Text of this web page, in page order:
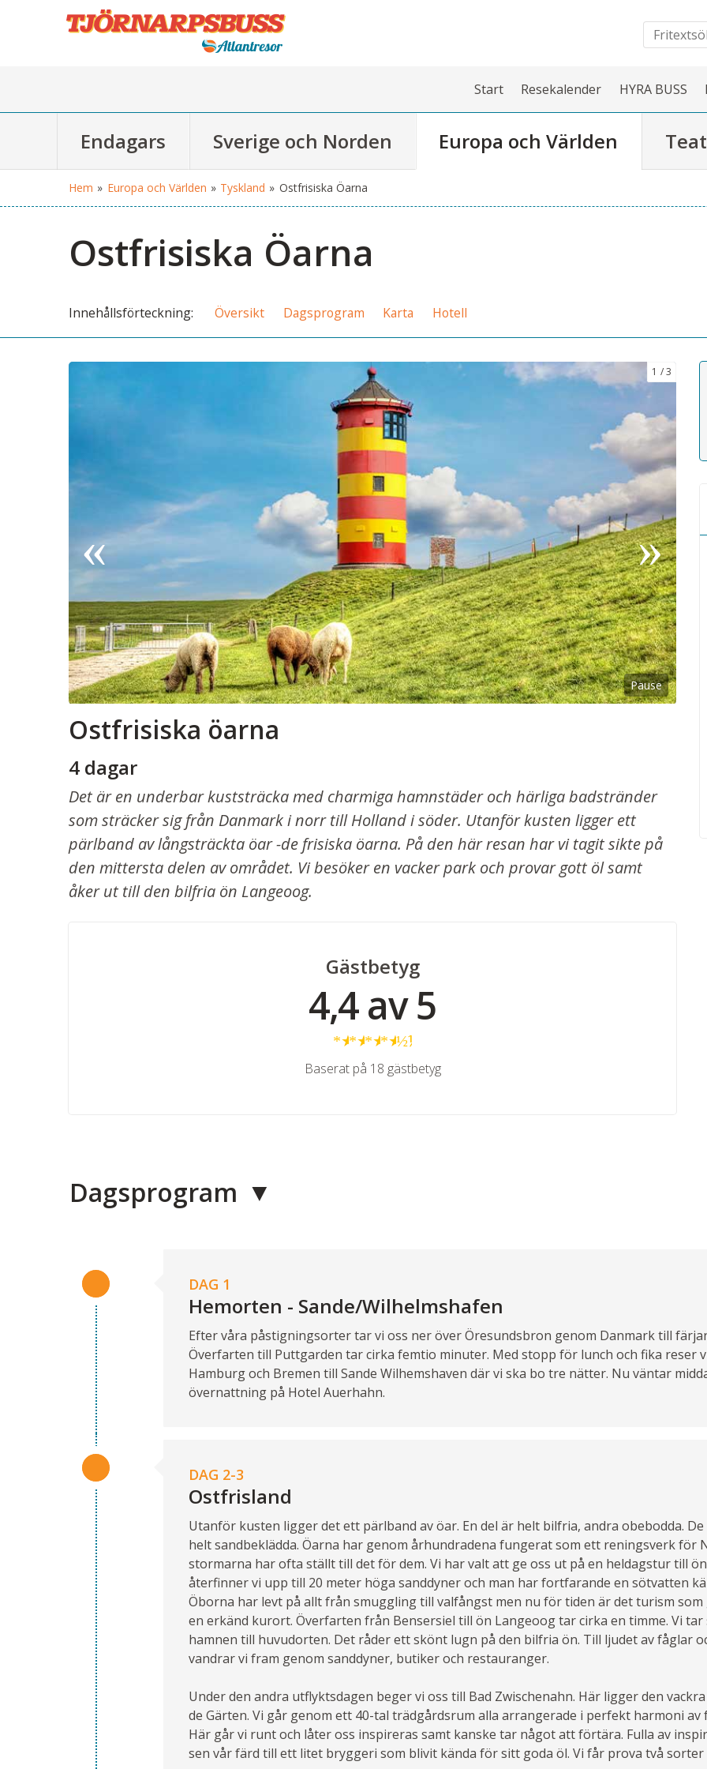
Start Resekalender HYRA BUSS
Endagars Sverige och Norden Europa och Världen
Hem » Europa och Världen » Tyskland » Ostfrisiska Öarna
Ostfrisiska Öarna
Innehållsförteckning Översikt Dagsprogram Karta Hotell
Pause
1 3
Ostfrisiska öarna
4 dagar
Det är en underbar kuststräcka med charmiga hamnstäder och härliga badstränder
som sträcker sig från Danmark i norr till Holland i söder. Utanför kusten ligger ett
pärlband av långsträckta öar -de frisiska öarna. På den här resan har vi tagit sikte på
den mittersta delen av området. Vi besöker en vacker park och provar gott öl samt
åker ut till den bilfria ön Langeoog.
Gästbetyg
4,4 av 5
★★★★ ½
Baserat på 18 gästbetyg
Dagsprogram
DAG 1
Hemorten - Sande/Wilhelmshafen
Efter våra påstigningsorter tar vi oss ner över Öresundsbron genom Danmark till
Överfarten till Puttgarden tar cirka femtio minuter. Med stopp för lunch och fika reser
Hamburg och Bremen till Sande Wilhemshaven där vi ska bo tre nätter. Nu väntar
övernattning på Hotel Auerhahn.
DAG 2-3
Ostfrisland
Utanför kusten ligger det ett pärlband av öar. En del är helt bilfria, andra obebodda.
helt sandbeklädda. Öarna har genom århundradena fungerat som ett reningsverk för
stormarna har ofta ställt till det för dem. Vi har valt att ge oss ut på en heldagstur till
återfinner vi upp till 20 meter höga sanddyner och man har fortfarande en sötvatten
Öborna har levt på allt från smuggling till valfångst men nu för tiden är det turism som
en erkänd kurort. Överfarten från Bensersiel till ön Langeoog tar cirka en timme. Vi
hamnen till huvudorten. Det råder ett skönt lugn på den bilfria ön. Till ljudet av fåglar
vandrar vi fram genom sanddyner, butiker och restauranger.
Under den andra utflyktsdagen beger vi oss till Bad Zwischenahn. Här ligger den
de Gärten. Vi går genom ett 40-tal trädgårdsrum alla arrangerade i perfekt harmoni
Här går vi runt och låter oss inspireras samt kanske tar något att förtära. Fulla av
sen vår färd till ett litet bryggeri som blivit kända för sitt goda öl. Vi får prova två